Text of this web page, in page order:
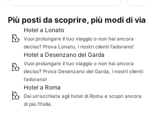
palestra e di biciclette che ci
hanno permesso di
raggiungere il lago di Garda e
visitare posti come
Desenzano Sirmione e
Peschiera , consigliamo a
pieni voti questo hotel 🙂
Più posti da scoprire, più modi di
Hotel a Lonato
Vuoi prolungare il tuo viaggio o non hai ancora
deciso? Prova Lonato, i nostri clienti l'adorano!
Hotel a Desenzano del Garda
Vuoi prolungare il tuo viaggio o non hai ancora
deciso? Prova Desenzano del Garda, i nostri clienti
l'adorano!
Hotel a Roma
Dai un'occhiata agli hotel di Roma e scopri ancora
di più l'Italia.